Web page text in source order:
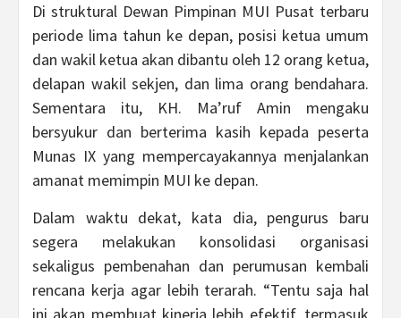
Di struktural Dewan Pimpinan MUI Pusat terbaru
periode lima tahun ke depan, posisi ketua umum
dan wakil ketua akan dibantu oleh 12 orang ketua,
delapan wakil sekjen, dan lima orang bendahara.
Sementara itu, KH. Ma’ruf Amin mengaku
bersyukur dan berterima kasih kepada peserta
Munas IX yang mempercayakannya menjalankan
amanat memimpin MUI ke depan.
Dalam waktu dekat, kata dia, pengurus baru
segera melakukan konsolidasi organisasi
sekaligus pembenahan dan perumusan kembali
rencana kerja agar lebih terarah. “Tentu saja hal